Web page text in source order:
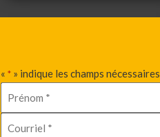
« * » indique les champs nécessaires